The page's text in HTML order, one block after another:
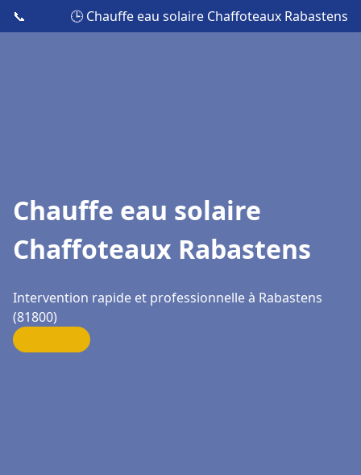
📞 🕒 Chauffe eau solaire Chaffoteaux Rabastens
Chauffe eau solaire
Chaffoteaux Rabastens
Intervention rapide et professionnelle à Rabastens
(81800)